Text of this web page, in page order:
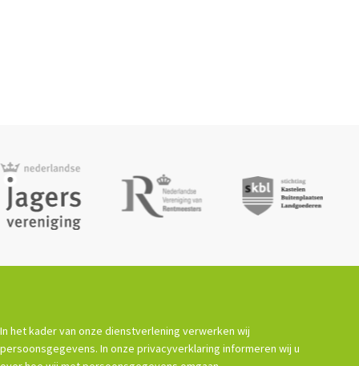
In het kader van onze dienstverlening verwerken wij
persoonsgegevens. In onze privacyverklaring informeren wij u